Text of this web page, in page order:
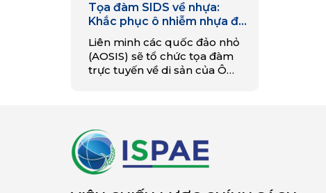
Tọa đàm SIDS về nhựa:
Khắc phục ô nhiễm nhựa đại
dương
Liên minh các quốc đảo nhỏ
(AOSIS) sẽ tổ chức tọa đàm
trực tuyến về di sản của Ô